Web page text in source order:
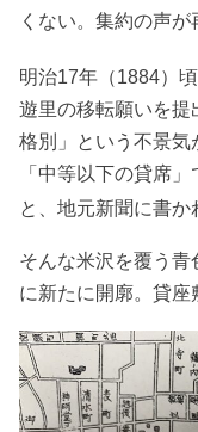
くない。集約の声が
明治17年（1884）
遊里の移転願いを提
格別」という不景気
「中等以下の貸席
と、地元新聞に書か
そんな米沢を覆う
に新たに開廓。貸座